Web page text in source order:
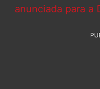
anunciada para a